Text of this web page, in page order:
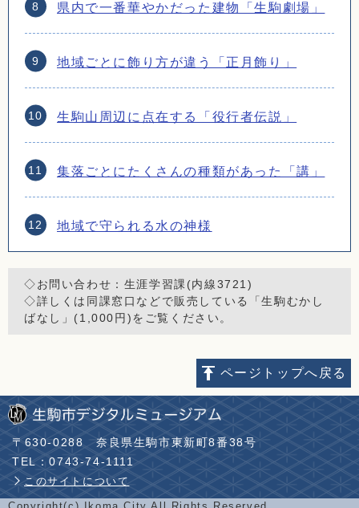
県内で一番華やかだった建物「生駒劇場」
地域ごとに飾り方が違う「正月飾り」
生駒山周辺に点在する「役行者伝説」
集落ごとにたくさんの種類があった「講」
地域で守られる水の神様
◇お問い合わせ：生涯学習課(内線3721)
◇詳しくは同課窓口などで販売している「生駒むかし
ばなし」(1,000円)をご覧ください。
ページトップへ戻る
〒630-0288
奈良県生駒市東新町8番38号
TEL：0743-74-1111
このサイトについて